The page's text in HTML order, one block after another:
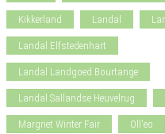
Kikkerland Landal
Landal Elfstedenhart
Landal Landgoed Bourtange
Landal Sallandse Heuvelrug
Margriet Winter Fair Oll'eo